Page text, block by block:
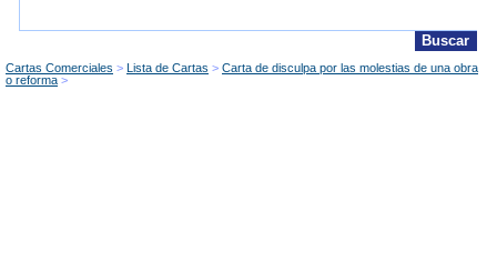
Cartas Comerciales Lista de Cartas
Carta de disculpa por las molestias de una obra
o reforma